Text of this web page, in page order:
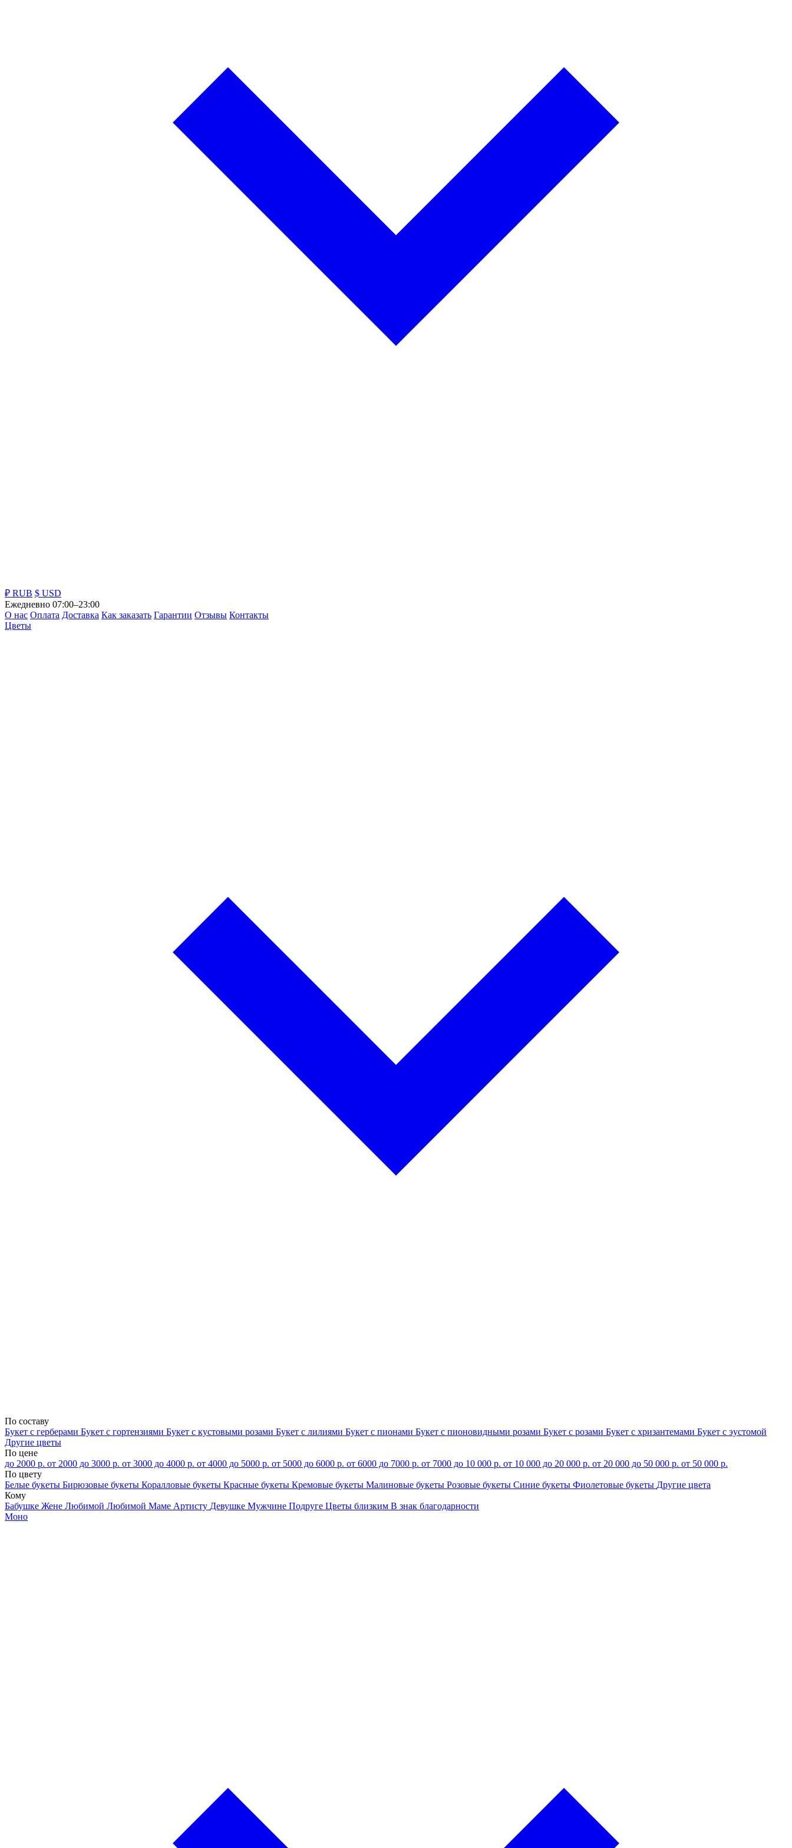
₽ RUB $ USD
Ежедневно 07:00–23:00
О нас Оплата Доставка Как заказать Гарантии Отзывы Контакты
Цветы
По составу
Букет с герберами Букет с гортензиями Букет с кустовыми розами Букет с лилиями Букет с пионами Букет с пионовидными розами Букет с розами Букет с хризантемами Букет с эустомой
Другие цветы
По цене
до 2000 р. от 2000 до 3000 р. от 3000 до 4000 р. от 4000 до 5000 р. от 5000 до 6000 р. от 6000 до 7000 р. от 7000 до 10 000 р. от 10 000 до 20 000 р. от 20 000 до 50 000 р. от 50 000 р.
По цвету
Белые букеты Бирюзовые букеты Коралловые букеты Красные букеты Кремовые букеты Малиновые букеты Розовые букеты Синие букеты Фиолетовые букеты Другие цвета
Кому
Бабушке Жене Любимой Любимой Маме Артисту Девушке Мужчине Подруге Цветы близким В знак благодарности
Моно